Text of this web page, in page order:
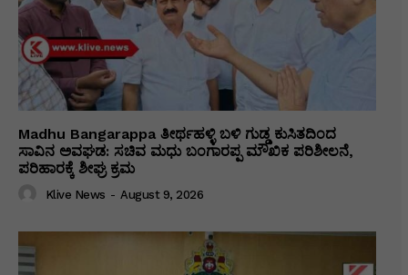
Madhu Bangarappa ತೀರ್ಥಹಳ್ಳಿ ಬಳಿ ಗುಡ್ಡ ಕುಸಿತದಿಂದ
ಸಾವಿನ ಅವಘಡ: ಸಚಿವ ಮಧು ಬಂಗಾರಪ್ಪ ಮೌಖಿಕ ಪರಿಶೀಲನೆ,
ಪರಿಹಾರಕ್ಕೆ ಶೀಘ್ರ ಕ್ರಮ
Klive News - August 9, 2026